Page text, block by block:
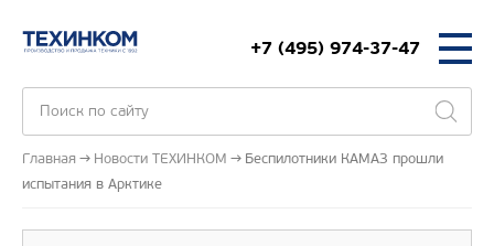
+7 (495) 974-37-47
Главная Новости ТЕХИНКОМ
Беспилотники КАМАЗ прошли
испытания в Арктике